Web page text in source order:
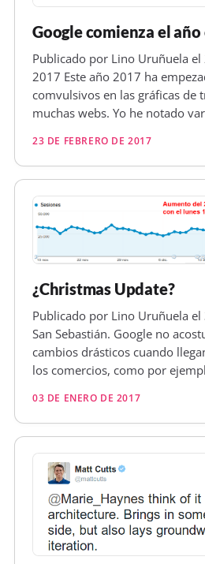
Ahora como mides el
no se pude en GSC
Google comienza el
Publicado por Lino Uruñuela
2017 Este año 2017 ha
comvulsivos en las gráficas de
muchas webs. Yo he notado
un poco. ¿Primer Update del
Comenzamos el día 2 de
23 DE FEBRERO DE 2017
¿Christmas Update?
Publicado por Lino Uruñuela
San Sebastián. Google no
cambios drásticos cuando
los comercios, como por
de los regalos, y dónde un
perder mucho dinero…
03 DE ENERO DE 2017